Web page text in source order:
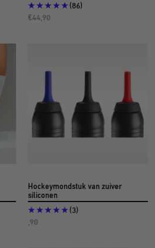
(86)
Aanbiedingsprijs
€44,90
Hockeymondstuk van zuiver
siliconen
(3)
Aanbiedingsprijs€4
,90